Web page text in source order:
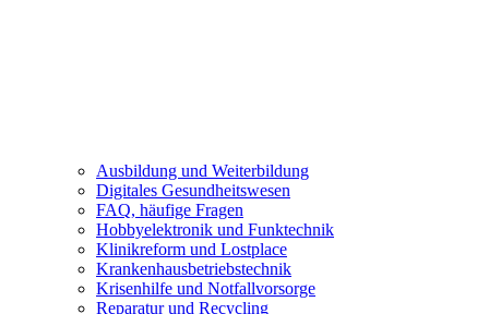
Ausbildung und Weiterbildung
Digitales Gesundheitswesen
FAQ, häufige Fragen
Hobbyelektronik und Funktechnik
Klinikreform und Lostplace
Krankenhausbetriebstechnik
Krisenhilfe und Notfallvorsorge
Reparatur und Recycling